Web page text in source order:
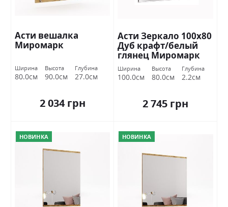
Асти вешалка
Миромарк
Ширина
80.0см
Высота
90.0см
Глубина
27.0см
2 034 грн
Асти Зеркало 100х80
Дуб крафт/белый
глянец Миромарк
Ширина
100.0см
Высота
80.0см
Глубина
2.2см
2 745 грн
НОВИНКА НОВИНКА